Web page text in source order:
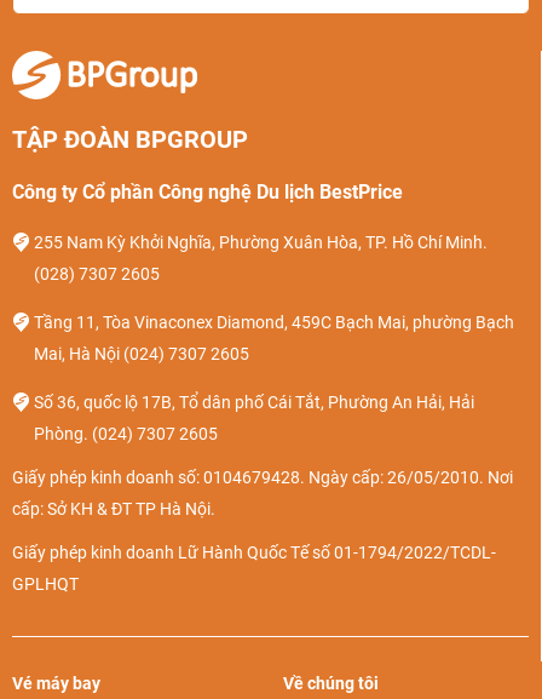
TẬP ĐOÀN BPGROUP
Công ty Cổ phần Công nghệ Du lịch BestPrice
255 Nam Kỳ Khởi Nghĩa, Phường Xuân Hòa, TP. Hồ Chí Minh.
(028) 7307 2605
Tầng 11, Tòa Vinaconex Diamond, 459C Bạch Mai, phường Bạch
Mai, Hà Nội (024) 7307 2605
Số 36, quốc lộ 17B, Tổ dân phố Cái Tắt, Phường An Hải, Hải
Phòng. (024) 7307 2605
Giấy phép kinh doanh số: 0104679428. Ngày cấp: 26/05/2010. Nơi
cấp: Sở KH & ĐT TP Hà Nội.
Giấy phép kinh doanh Lữ Hành Quốc Tế số 01-1794/2022/TCDL-
GPLHQT
Vé máy bay Về chúng tôi